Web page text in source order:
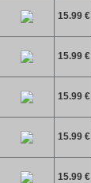
15.99 €
15.99 €
15.99 €
15.99 €
15.99 €